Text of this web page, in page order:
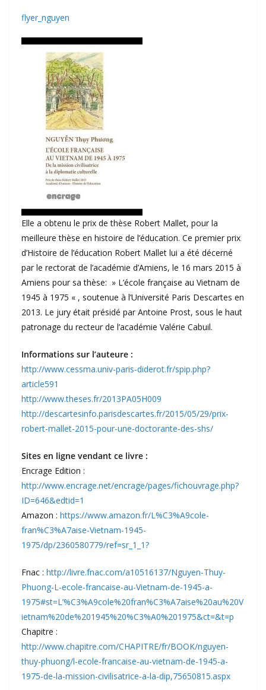
flyer_nguyen
Elle a obtenu le prix de thèse Robert Mallet, pour la
meilleure thèse en histoire de l’éducation. Ce premier prix
d’Histoire de l’éducation Robert Mallet lui a été décerné
par le rectorat de l’académie d’Amiens, le 16 mars 2015 à
Amiens pour sa thèse: » L’école française au Vietnam de
1945 à 1975 « , soutenue à l’Université Paris Descartes en
2013. Le jury était présidé par Antoine Prost, sous le haut
patronage du recteur de l’académie Valérie Cabuil.
Informations sur l’auteure :
http://www.cessma.univ-paris-diderot.fr/spip.php?
article591
http://www.theses.fr/2013PA05H009
http://descartesinfo.parisdescartes.fr/2015/05/29/prix-
robert-mallet-2015-pour-une-doctorante-des-shs/
Sites en ligne vendant ce livre :
Encrage Edition :
http://www.encrage.net/encrage/pages/fichouvrage.php?
ID=646&edtid=1
Amazon : https://www.amazon.fr/L%C3%A9cole-
fran%C3%A7aise-Vietnam-1945-
1975/dp/2360580779/ref=sr_1_1?
Fnac : http://livre.fnac.com/a10516137/Nguyen-Thuy-
Phuong-L-ecole-francaise-au-Vietnam-de-1945-a-
1975#st=L’%C3%A9cole%20fran%C3%A7aise%20au%20V
ietnam%20de%201945%20%C3%A0%201975&ct=&t=p
Chapitre :
http://www.chapitre.com/CHAPITRE/fr/BOOK/nguyen-
thuy-phuong/l-ecole-francaise-au-vietnam-de-1945-a-
1975-de-la-mission-civilisatrice-a-la-dip,75650815.aspx